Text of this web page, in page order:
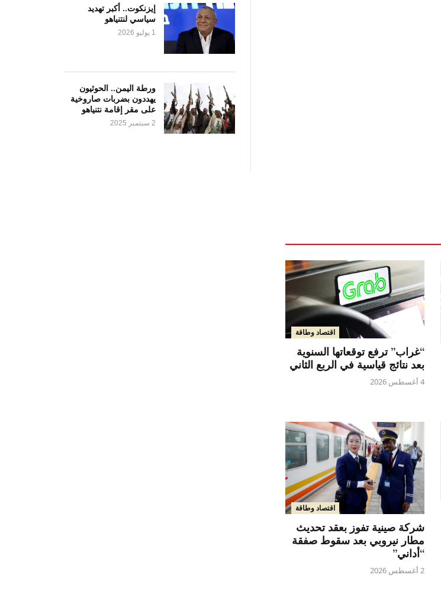
إيزنكوت.. أكبر تهديد
سياسي لنتنياهو
1 يوليو 2026
ورطة اليمن.. الحوثيون
يهددون بضربات صاروخية
على مقر إقامة نتنياهو
2 سبتمبر 2025
اقتصاد وطاقة
“غراب” ترفع توقعاتها السنوية
بعد نتائج قياسية في الربع الثاني
4 أغسطس 2026
اقتصاد وطاقة
شركة صينية تفوز بعقد تحديث
مطار نيروبي بعد سقوط صفقة
“أداني”
2 أغسطس 2026